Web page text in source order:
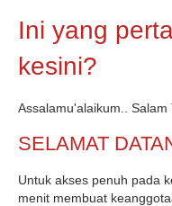
Ini yang
kesini?
Assalamu'alaikum.. Salam
SELAMAT
Untuk akses penuh pada
menit membuat